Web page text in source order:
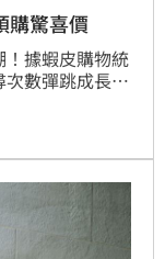
購驚喜價
據蝦皮購物統
數彈跳成長約
4/4，蝦皮購
11%回饋」、
單，加碼精選
，最低只要